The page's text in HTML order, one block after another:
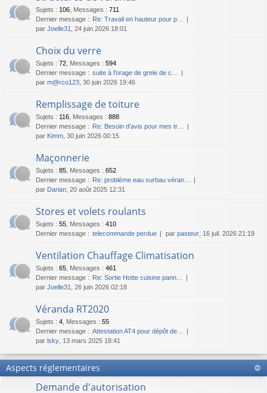
Sujets : 106 Messages : 711
Dernier message : Re: Travail en hauteur pour p…
par Joelle31 , 24 juin 2026 18:01
Choix du verre
Sujets : 72 Messages : 594
Dernier message : suite à l'orage de grele de c…
par m@rco123 , 30 juin 2026 19:46
Remplissage de toiture
Sujets : 116 Messages : 888
Dernier message : Re: Besoin d’avis pour mes tr…
par Kimm , 30 juin 2026 00:15
Maçonnerie
Sujets : 85 Messages : 652
Dernier message : Re: problème eau surbau véran…
par Darian , 20 août 2025 12:31
Stores et volets roulants
Sujets : 55 Messages : 410
Dernier message : telecommande perdue par pasteur , 16 juil. 2026 21:19
Ventilation Chauffage Climatisation
Sujets : 65 Messages : 461
Dernier message : Re: Sortie Hotte cuisine pann…
par Joelle31 , 26 juin 2026 02:18
Véranda RT2020
Sujets : 4 Messages : 55
Dernier message : Attestation AT4 pour dépôt de…
par lsky , 13 mars 2025 18:41
Aspects réglementaires
Demande d'autorisation